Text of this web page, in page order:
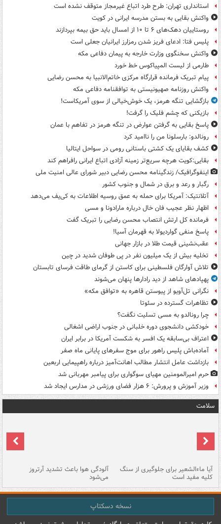
استانداری تهران: طرح طرد اتباع غیرمجاز متوقف نشده است
واکنش بقایی به بستن مدرسه ایرانی در کویت
روستاییان دهک‌های ۶ تا ۱۰ از امسال باید حق بیمه بپردازند
پلیس فتا: ادعای فریز شدن رمزارز ایرانیان جعلی است
واکنش سخنگوی وزارت خارجه به پیمان دفاعی مکه
طارمی از لیست المپیاکوس خط خورد
پیام تبریک فرمانده قرارگاه مرکزی خاتم‌الانبیا به محسن رضایی
واکنش روزنامه صهیونیستی به توافقنامه دفاعی مکه
بازگشایی تنگه هرمز، یک خوش‌خیالی از سوی آمریکاست!
بازیکنی که چشم فلیک را گرفت!
پاسخ بقایی به گرفتن عوارض در تنگه هرمز در تفاهم با عمان
رونالدو: بارسلونا من را ناامید کرد
کشف بقایای یک کشتی باستانی رومی در سواحل ایتالیا
بقایی:کویت هرچه سریع‌تر زمینه آزادی اتباع ایرانی رافراهم کند
اینفوگرافیک/ زندگینامه محسن رضایی دبیر شورای عالی امنیت‌ ملی
رگبار و رعد و برق در شمال و جنوب کشور
آتلانتیک: آمریکا برای حمله به عمق روسیه اطلاعات به کی‌یف می‌دهد
اظهار نظر عجیب فان خال درباره مارادونا و مسی
فرمانده کل ارتش انتصاب محسن رضایی را تبریک گفت
پاسخ منفی گواردیولا به قهرمان آسیا!
عقب‌نشینی قیمت طلا در بازار جهانی
تخلیه بیش از یک میلیون نفر در پی طوفان شدید در چین
تلاش آوارگان فلسطینی برای کاستن از گرمای طاقت فرسای تابستان
پهپادهای شاهد از دید رادارها پنهان می‌شوند
نگرانی تل‌آویو از پیوستن قاهره به «توافق مکه»
تظاهرات گسترده در سئوتا
چرا رونالدو به مسی تسلیت نگفت؟
خودکشی دانشجوی دوره خلبانی در جنوب اراضی اشغالی
اعتراف بی‌سابقه یک افسر به شکست آمریکا در برابر ایران
آماده‌باش پلیس راهور برای موج سفرهای پایانی ماه صفر
بازداشت عامل انتشار مطالب اهانت‌آمیز درباره راهپیمایی اربعین
حرم امیرالمومنین مهیای سوگواری برای پیامبر مهربانی شد
وزیر آموزش و پرورش: ۶ هزار فضای ورزشی در مدارس ایجاد شد
سلامت
آیا ماءالشعیر برای جلوگیری از سنگ
کلیه مفید است
آلودگی هوا باعث تشدید آرتروز
می‌شود
نسخه دسکتاپ